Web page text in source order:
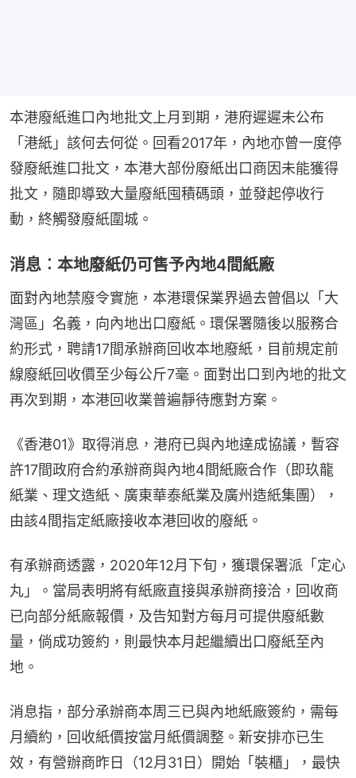
本港廢紙進口內地批文上月到期，港府遲遲未公布
「港紙」該何去何從。回看2017年，內地亦曾一度停
發廢紙進口批文，本港大部份廢紙出口商因未能獲得
批文，隨即導致大量廢紙囤積碼頭，並發起停收行
動，終觸發廢紙圍城。
消息︰本地廢紙仍可售予內地4間紙廠
面對內地禁廢令實施，本港環保業界過去曾倡以「大
灣區」名義，向內地出口廢紙。環保署隨後以服務合
約形式，聘請17間承辦商回收本地廢紙，目前規定前
線廢紙回收價至少每公斤7毫。面對出口到內地的批文
再次到期，本港回收業普遍靜待應對方案。
《香港01》取得消息，港府已與內地達成協議，暫容
許17間政府合約承辦商與內地4間紙廠合作（即玖龍
紙業、理文造紙、廣東華泰紙業及廣州造紙集團），
由該4間指定紙廠接收本港回收的廢紙。
有承辦商透露，2020年12月下旬，獲環保署派「定心
丸」。當局表明將有紙廠直接與承辦商接洽，回收商
已向部分紙廠報價，及告知對方每月可提供廢紙數
量，倘成功簽約，則最快本月起繼續出口廢紙至內
地。
消息指，部分承辦商本周三已與內地紙廠簽約，需每
月續約，回收紙價按當月紙價調整。新安排亦已生
效，有營辦商昨日（12月31日）開始「裝櫃」，最快